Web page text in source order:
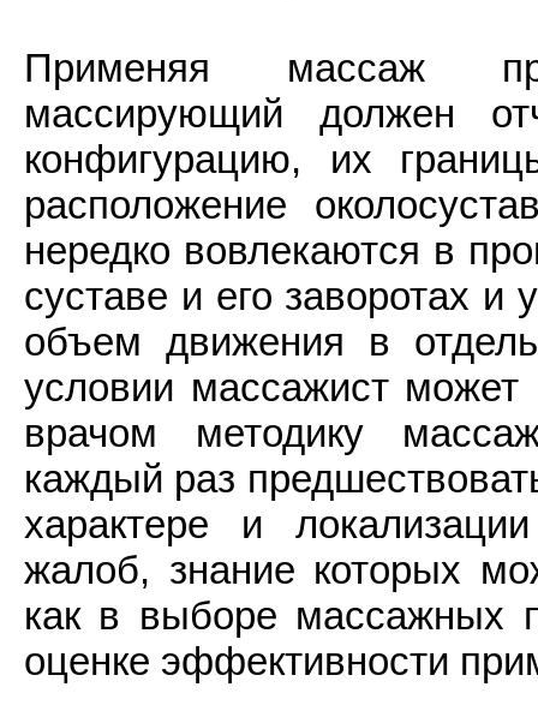
Применяя массаж
массирующий должен
конфигурацию, их
расположение
нередко вовлекаются в
суставе и его заворотах
объем движения в
условии массажист может
врачом методику
каждый раз
характере и
жалоб, знание которых
как в выборе массажных
оценке эффективности